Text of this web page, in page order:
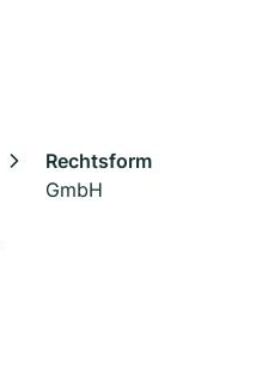
Rechtsform
GmbH